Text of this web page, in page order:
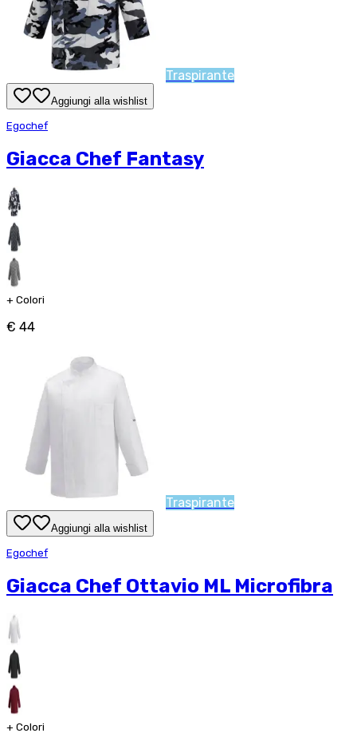
Traspirante
Aggiungi alla wishlist
Egochef
Giacca Chef Fantasy
+ Colori
€ 44
Traspirante
Aggiungi alla wishlist
Egochef
Giacca Chef Ottavio ML Microfibra
+ Colori